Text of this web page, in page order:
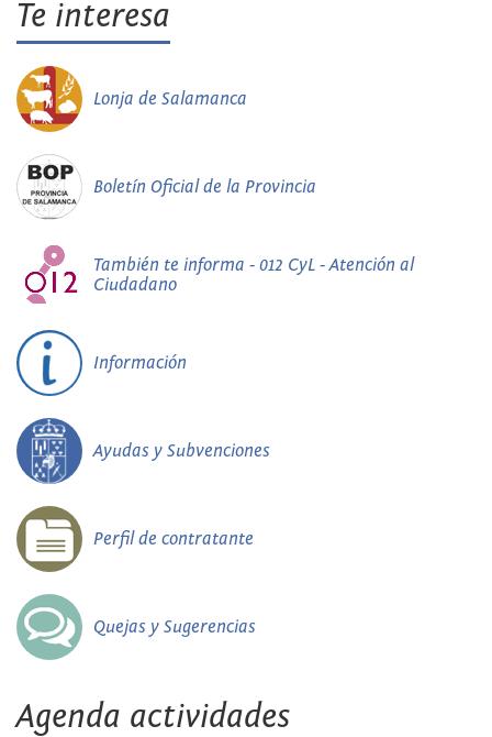
Te interesa
Lonja de Salamanca
Boletín Oficial de la Provincia
También te informa - 012 CyL - Atención al
Ciudadano
Información
Ayudas y Subvenciones
Perfil de contratante
Quejas y Sugerencias
Agenda actividades